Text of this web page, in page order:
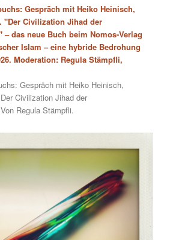
Gespräch mit Heiko Heinisch,
"Der Civilization Jihad der
das neue Buch beim Nomos-Verlag
Islam – eine hybride Bedrohung
Moderation: Regula Stämpfli,
Gespräch mit Heiko Heinisch,
Civilization Jihad der
Regula Stämpfli.